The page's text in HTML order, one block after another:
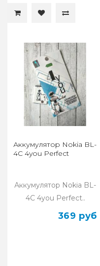
Аккумулятор Nokia BL-
4C 4you Perfect
Аккумулятор Nokia BL-
4С 4you Perfect..
369 руб